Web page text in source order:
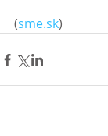
(sme.sk)